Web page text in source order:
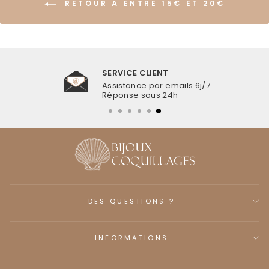
RETOUR À ENTRE 15€ ET 20€
SERVICE CLIENT
Assistance par emails 6j/7
Réponse sous 24h
DES QUESTIONS ?
INFORMATIONS